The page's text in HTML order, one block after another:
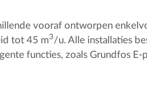
vooraf ontworpen
tot 45 m3/u. Alle installaties
functies, zoals Grundfos